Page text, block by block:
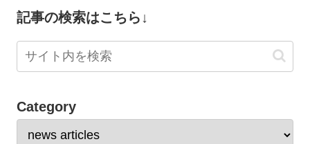
記事の検索はこちら↓
Category